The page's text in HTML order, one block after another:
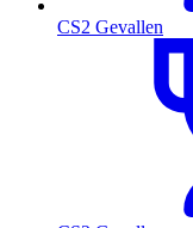
CS2 Gevallen